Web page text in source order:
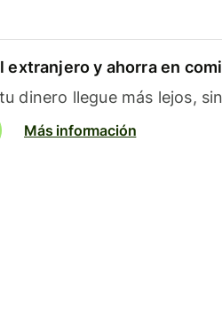
extranjero y ahorra en
dinero llegue más lejos,
Más información